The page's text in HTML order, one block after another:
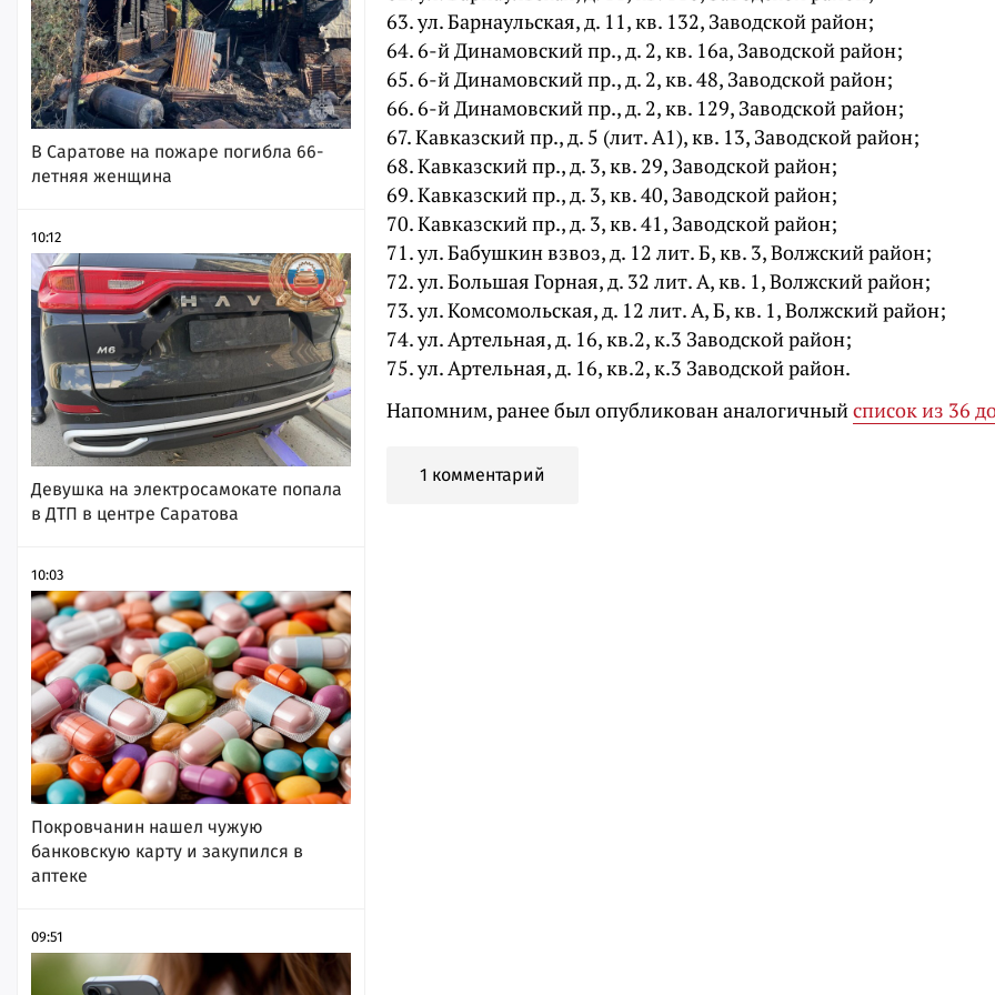
В Саратове на пожаре погибла 66-
летняя женщина
10:12
Девушка на электросамокате попала
в ДТП в центре Саратова
10:03
Покровчанин нашел чужую
банковскую карту и закупился в
аптеке
09:51
63. ул. Барнаульская, д. 11, кв. 132, Заводской район;
64. 6-й Динамовский пр., д. 2, кв. 16а, Заводской район;
65. 6-й Динамовский пр., д. 2, кв. 48, Заводской район;
66. 6-й Динамовский пр., д. 2, кв. 129, Заводской район;
67. Кавказский пр., д. 5 (лит. А1), кв. 13, Заводской район;
68. Кавказский пр., д. 3, кв. 29, Заводской район;
69. Кавказский пр., д. 3, кв. 40, Заводской район;
70. Кавказский пр., д. 3, кв. 41, Заводской район;
71. ул. Бабушкин взвоз, д. 12 лит. Б, кв. 3, Волжский район;
72. ул. Большая Горная, д. 32 лит. А, кв. 1, Волжский район;
73. ул. Комсомольская, д. 12 лит. А, Б, кв. 1, Волжский район;
74. ул. Артельная, д. 16, кв.2, к.3 Заводской район;
75. ул. Артельная, д. 16, кв.2, к.3 Заводской район.
Напомним, ранее был опубликован аналогичныйсписок из 36
1 комментарий